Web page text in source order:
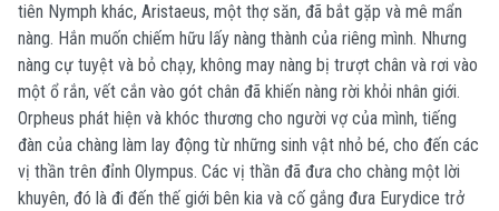
tiên Nymph khác, Aristaeus, một thợ săn, đã bắt gặp và mê mẩn
nàng. Hắn muốn chiếm hữu lấy nàng thành của riêng mình. Nhưng
nàng cự tuyệt và bỏ chạy, không may nàng bị trượt chân và rơi vào
một ổ rắn, vết cắn vào gót chân đã khiến nàng rời khỏi nhân giới.
Orpheus phát hiện và khóc thương cho người vợ của mình, tiếng
đàn của chàng làm lay động từ những sinh vật nhỏ bé, cho đến các
vị thần trên đỉnh Olympus. Các vị thần đã đưa cho chàng một lời
khuyên, đó là đi đến thế giới bên kia và cố gắng đưa Eurydice trở